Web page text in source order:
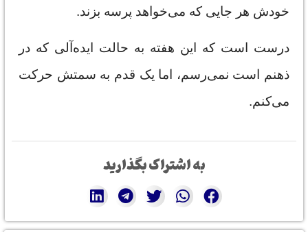
خودش هر جایی که می‌خواهد پرسه بزند.
درست است که این هفته به حالت ایده‌آلی که در
ذهنم است نمی‌رسم، اما یک قدم به سمتش حرکت
می‌کنم.
به اشتراک بگذارید